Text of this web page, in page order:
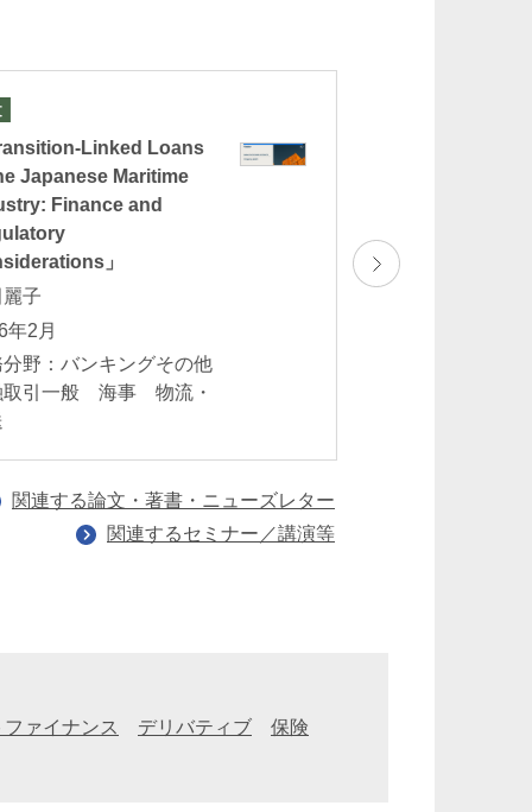
Taketomo Morita
小木曽良忠
Linked Loans
Japanese Maritime
Finance and
」
麗子
年2月
野：バンキングその他
取引一般 海事 物流・
業務分野：バンキ
一般 フィンテッ
関連する論文・著書・ニューズレター
関連するセミナー／講演等
ァイナンス デリバティブ
保険